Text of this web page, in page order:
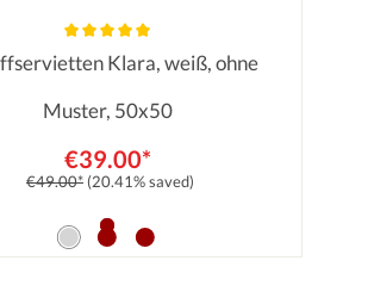
Average rating of 5 out of 5 stars
Klara, weiß, ohne
Muster, 50x50
€39.00*
€49.00* (20.41% saved)